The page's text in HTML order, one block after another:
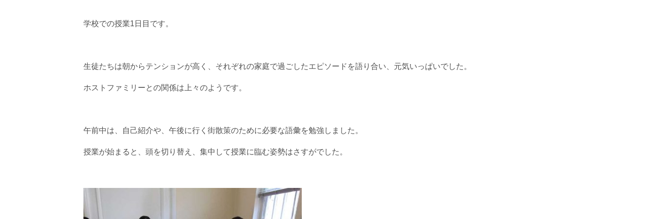
学校での授業1日目です。
生徒たちは朝からテンションが高く、それぞれの家庭で過ごしたエピソードを語り合い、元気いっぱいでした。
ホストファミリーとの関係は上々のようです。
午前中は、自己紹介や、午後に行く街散策のために必要な語彙を勉強しました。
授業が始まると、頭を切り替え、集中して授業に臨む姿勢はさすがでした。